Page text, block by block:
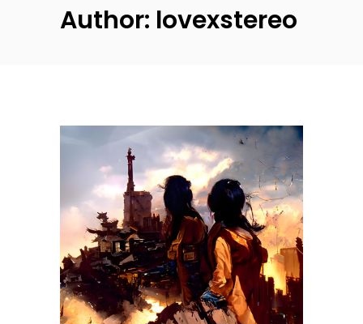
Author: lovexstereo